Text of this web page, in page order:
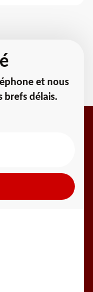
et nous
brefs délais.